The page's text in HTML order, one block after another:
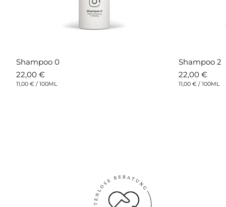
Shampoo 0
Normaler
Preis
22,00 €
STÜCKPREIS
11,00 € / PRO
100ML
Shampoo 2
Normaler
Preis
22,00 €
STÜCKPREIS
11,00 € / PRO
100ML